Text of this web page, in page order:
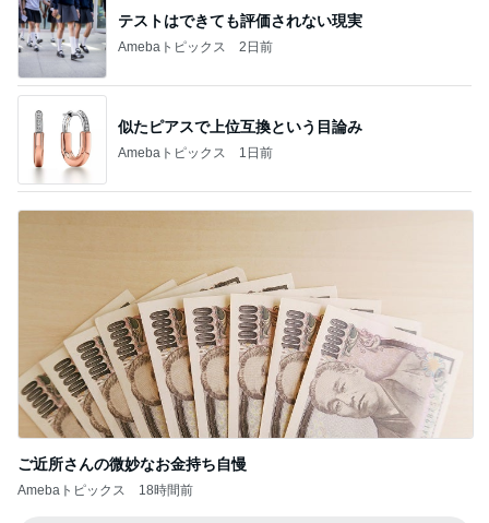
テストはできても評価されない現実
Amebaトピックス 2日前
似たピアスで上位互換という目論み
Amebaトピックス 1日前
ご近所さんの微妙なお金持ち自慢
Amebaトピックス 18時間前